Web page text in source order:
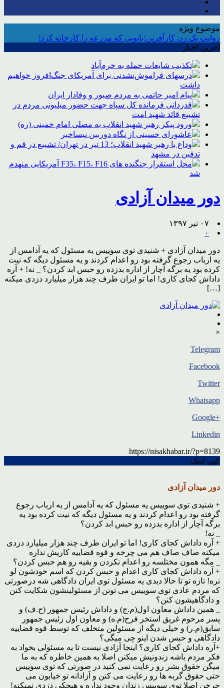
موضوع ویژه
روایت یک زن کارآفرین؛بانویی که مزرعه را کارخانه کرد!
آخرین اخبار
تکذیب شایعات حمله به خرم‌آباد
درسهای فراموش‌نشدنی برای آمریکای جنگ‌افروز خواهیم
داشت
پیام امیر حاتمی به مردم صبور و وفادار ایران
قدردانی فرمانده کل سپاه جهت حضور میلیونی مردم در
تشییع قائد شهید امت
ورود پیکر رهبر شهید انقلاب به مصلی امام خمینی (ره)
عاشورای حسینی از نگاه دوربین نیساخبر
وداع با رهبر شهید انقلاب؛ 13 تیر در تهران/ تشییع در قم و
تدفین در مشهد
محل استقرار جنگنده های F35، F15، F16 آمریکایی منهدم
شد
دور میدان آزادی
۰۷ تیر ۱۳۹۷
۰
دور میدان آزادی + شنیدی توی سوییس یه مسئول که یه آدامس از
یه ارباب رجوع گرفته بود رو اعدام کردند و یه مسئول دیگه که نیت
کرده بود یه برگه آچار از اداره بدزده رو حبس ابد کردن؟ _ نه! + آره
داداش کجای کاری! اما تو ایران طرف چند هزار میلیارد دزدی میکنه
[…]
×
Telegram
Facebook
Twitter
Whatsapp
+Google
Linkedin
https://nisakhabar.ir/?p=8139
کپی لینک
دور میدان آزادی
+ شنیدی توی سوییس یه مسئول که یه آدامس از یه ارباب رجوع
گرفته بود رو اعدام کردند و یه مسئول دیگه که نیت کرده بود یه
برگه آچار از اداره بدزده رو حبس ابد کردن؟
_ نه!
+ آره داداش کجای کاری! اما تو ایران طرف چند هزار میلیارد دزدی
میکنه صاف صاف هم می چرخه و قوه قضاییه کاریش نداره
_ مگه همون مختلسه رو اعدام نکردن و بقیه رو هم حبس کردن؟
+ آره داداش کجای کاری اعدام و حبس کردن که اسم خودشون لو
نره! تازه تو تا حالا دیدی یه مسئول توی ایران دادگاهی شه درصورتی
که مردم عادی توی سوییس می تونن از مسئولینشون شکایت کنن
و دادگاهیشون کنن؟
_ همین داداش معاون اول(م.ج) و داداش رئیس جمهور (ح.ف) و
پسر مرحوم غریق استخر فرح(م.ه) و معاون اول رئیس جمهور
سابق(م.ر) و خیلی دیگه از مسئولین متخلف که توسط قوه قضاییه
دادگاهی و حبس شدن اینو چی میگی؟
+آره داداش کجای کاری؟ اینجا آزادی نیست تا یه مسئولی بخواد به
فکر مردم باشه زندونیش میکنن اصلا به همین خاطره که به ما
میگن حقوق بشر رو رعایت نمی کنید در صورتی که توی سوییس
حتی حقوق گربه ها رو رعایت می کنن و آزادانه تو خیابون می
چرخن اصلا توی سوییس زندان وجود نداره و هیچکی دزدی نمیکنه!